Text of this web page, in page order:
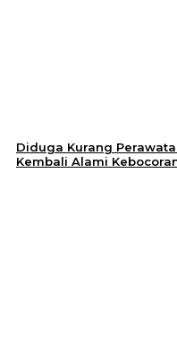
Diduga Kurang
Kembali Alami